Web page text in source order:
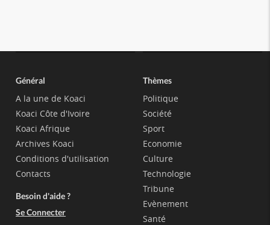
Général
A la une de Koaci
Koaci Côte d'Ivoire
Koaci Afrique
Archives Koaci
Conditions d'utilisation
Contacts
Besoin d'aide ?
Se Connecter
Thèmes
Politique
Société
Sport
Economie
Culture
Technologie
Tribune
Evènement
Santé